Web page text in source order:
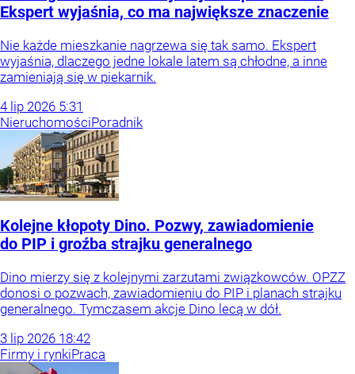
Ekspert wyjaśnia, co ma największe znaczenie
Nie każde mieszkanie nagrzewa się tak samo. Ekspert
wyjaśnia, dlaczego jedne lokale latem są chłodne, a inne
zamieniają się w piekarnik.
4 lip 2026 5:31
NieruchomościPoradnik
Kolejne kłopoty Dino. Pozwy, zawiadomienie
do PIP i groźba strajku generalnego
Dino mierzy się z kolejnymi zarzutami związkowców. OPZZ
donosi o pozwach, zawiadomieniu do PIP i planach strajku
generalnego. Tymczasem akcje Dino lecą w dół.
3 lip 2026 18:42
Firmy i rynkiPraca